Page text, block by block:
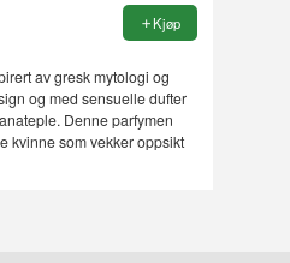
Kjøp
av gresk mytologi og
og med sensuelle dufter
Denne parfymen
kvinne som vekker oppsikt